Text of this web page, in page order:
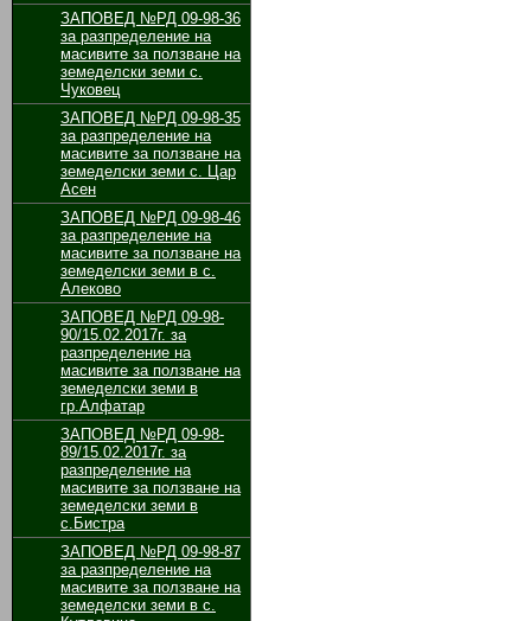
ЗАПОВЕД №РД 09-98-36
за разпределение на
масивите за ползване на
земеделски земи с.
Чуковец
ЗАПОВЕД №РД 09-98-35
за разпределение на
масивите за ползване на
земеделски земи с. Цар
Асен
ЗАПОВЕД №РД 09-98-46
за разпределение на
масивите за ползване на
земеделски земи в с.
Алеково
ЗАПОВЕД №РД 09-98-
90/15.02.2017г. за
разпределение на
масивите за ползване на
земеделски земи в
гр.Алфатар
ЗАПОВЕД №РД 09-98-
89/15.02.2017г. за
разпределение на
масивите за ползване на
земеделски земи в
с.Бистра
ЗАПОВЕД №РД 09-98-87
за разпределение на
масивите за ползване на
земеделски земи в с.